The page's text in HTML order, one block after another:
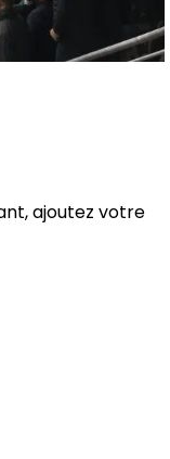
ajoutez votre